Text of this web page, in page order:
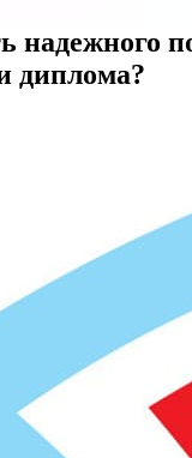
надежного
диплома?